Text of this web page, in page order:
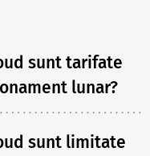
sunt tarifate
lunar?
sunt limitate